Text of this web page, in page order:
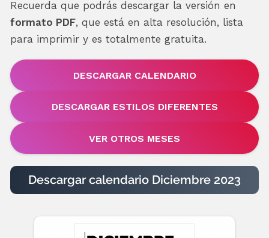
Recuerda que podrás descargar la versión en
formato PDF, que está en alta resolución, lista
para imprimir y es totalmente gratuita.
DESCARGAR CALENDARIO
DESCARGAR ESTILOS DIFERENTES
VER OTROS MESES
Descargar calendario Diciembre 2023